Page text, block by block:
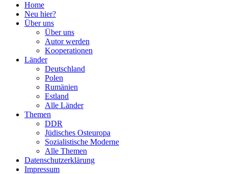
Home
Neu hier?
Über uns
Über uns
Autor werden
Kooperationen
Länder
Deutschland
Polen
Rumänien
Estland
Alle Länder
Themen
DDR
Jüdisches Osteuropa
Sozialistische Moderne
Alle Themen
Datenschutzerklärung
Impressum